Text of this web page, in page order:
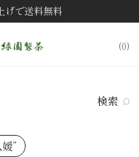
げで送料無料
0
検索
”